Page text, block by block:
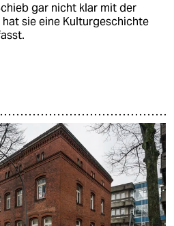
gar nicht klar mit der
sie eine Kulturgeschichte